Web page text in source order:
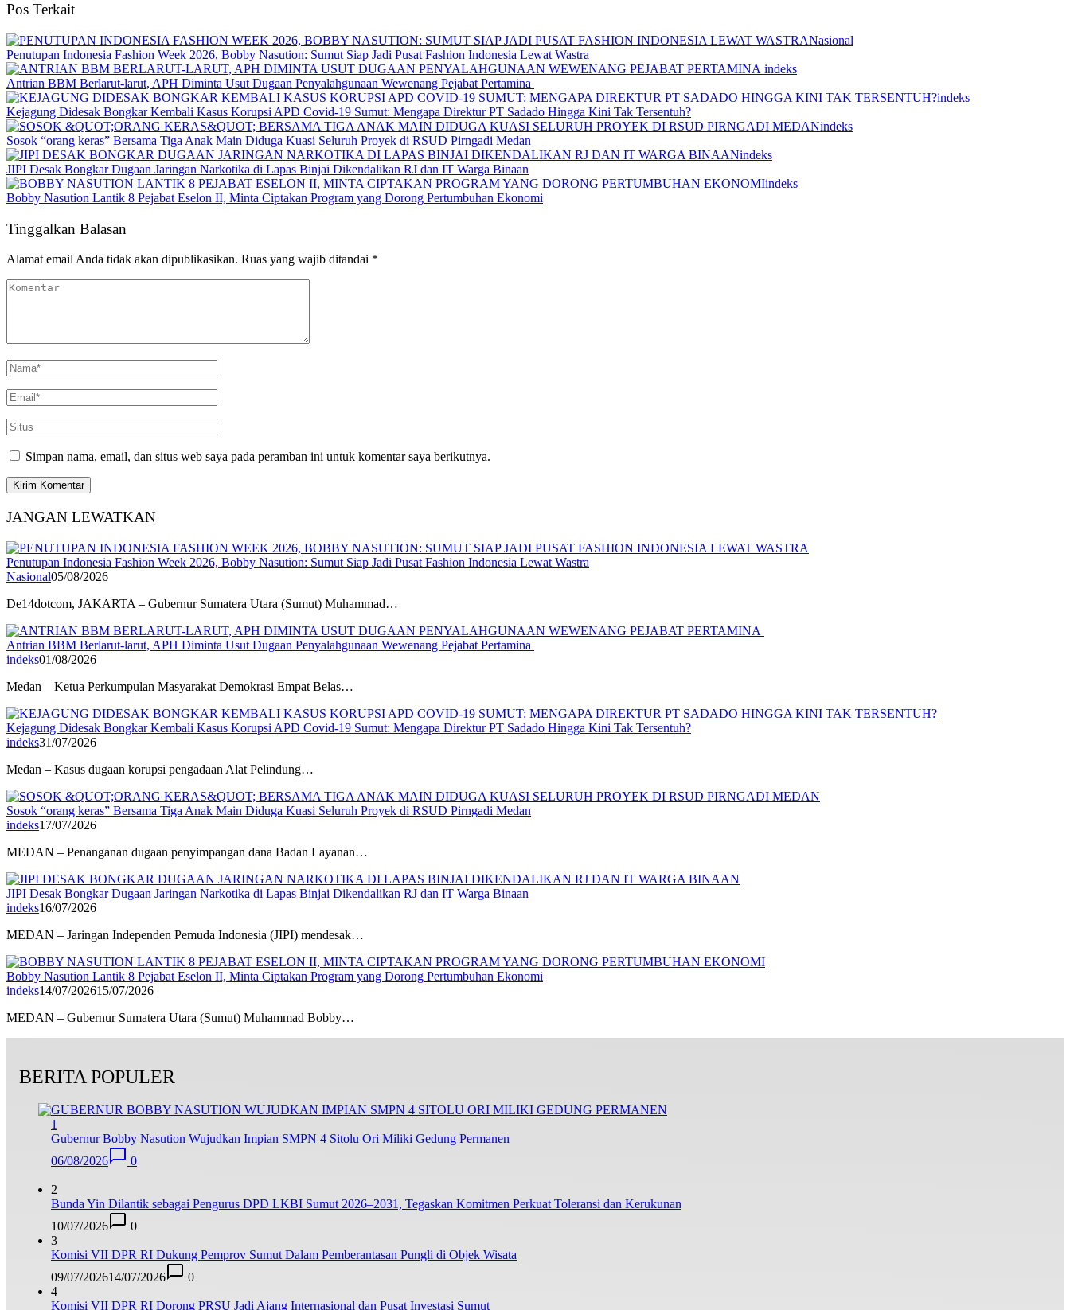
Pos Terkait
Nasional
Penutupan Indonesia Fashion Week 2026, Bobby Nasution: Sumut Siap Jadi Pusat Fashion Indonesia Lewat Wastra
indeks
Antrian BBM Berlarut-larut, APH Diminta Usut Dugaan Penyalahgunaan Wewenang Pejabat Pertamina
indeks
Kejagung Didesak Bongkar Kembali Kasus Korupsi APD Covid-19 Sumut: Mengapa Direktur PT Sadado Hingga Kini Tak Tersentuh?
indeks
Sosok “orang keras” Bersama Tiga Anak Main Diduga Kuasi Seluruh Proyek di RSUD Pirngadi Medan
indeks
JIPI Desak Bongkar Dugaan Jaringan Narkotika di Lapas Binjai Dikendalikan RJ dan IT Warga Binaan
indeks
Bobby Nasution Lantik 8 Pejabat Eselon II, Minta Ciptakan Program yang Dorong Pertumbuhan Ekonomi
Tinggalkan Balasan
Alamat email Anda tidak akan dipublikasikan. Ruas yang wajib ditandai *
Simpan nama, email, dan situs web saya pada peramban ini untuk komentar saya berikutnya.
JANGAN LEWATKAN
Penutupan Indonesia Fashion Week 2026, Bobby Nasution: Sumut Siap Jadi Pusat Fashion Indonesia Lewat Wastra
Nasional05/08/2026
De14dotcom, JAKARTA – Gubernur Sumatera Utara (Sumut) Muhammad…
Antrian BBM Berlarut-larut, APH Diminta Usut Dugaan Penyalahgunaan Wewenang Pejabat Pertamina
indeks01/08/2026
Medan – Ketua Perkumpulan Masyarakat Demokrasi Empat Belas…
Kejagung Didesak Bongkar Kembali Kasus Korupsi APD Covid-19 Sumut: Mengapa Direktur PT Sadado Hingga Kini Tak Tersentuh?
indeks31/07/2026
Medan – Kasus dugaan korupsi pengadaan Alat Pelindung…
Sosok “orang keras” Bersama Tiga Anak Main Diduga Kuasi Seluruh Proyek di RSUD Pirngadi Medan
indeks17/07/2026
MEDAN – Penanganan dugaan penyimpangan dana Badan Layanan…
JIPI Desak Bongkar Dugaan Jaringan Narkotika di Lapas Binjai Dikendalikan RJ dan IT Warga Binaan
indeks16/07/2026
MEDAN – Jaringan Independen Pemuda Indonesia (JIPI) mendesak…
Bobby Nasution Lantik 8 Pejabat Eselon II, Minta Ciptakan Program yang Dorong Pertumbuhan Ekonomi
indeks14/07/202615/07/2026
MEDAN – Gubernur Sumatera Utara (Sumut) Muhammad Bobby…
BERITA POPULER
1
Gubernur Bobby Nasution Wujudkan Impian SMPN 4 Sitolu Ori Miliki Gedung Permanen
06/08/2026
0
2
Bunda Yin Dilantik sebagai Pengurus DPD LKBI Sumut 2026–2031, Tegaskan Komitmen Perkuat Toleransi dan Kerukunan
10/07/2026
0
3
Komisi VII DPR RI Dukung Pemprov Sumut Dalam Pemberantasan Pungli di Objek Wisata
09/07/202614/07/2026
0
4
Komisi VII DPR RI Dorong PRSU Jadi Ajang Internasional dan Pusat Investasi Sumut